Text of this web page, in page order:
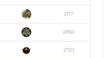
3117
2850
2701